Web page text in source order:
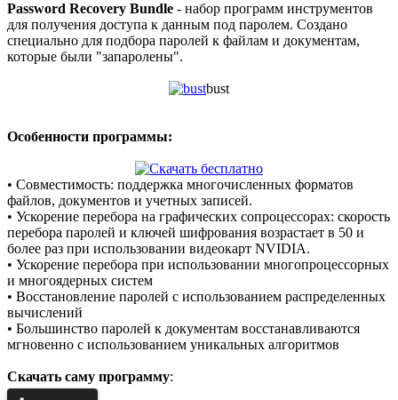
Password Recovery Bundle - набор программ инструментов
для получения доступа к данным под паролем. Создано
специально для подбора паролей к файлам и документам,
которые были "запаролены".
bust
Особенности программы:
• Совместимость: поддержка многочисленных форматов
файлов, документов и учетных записей.
• Ускорение перебора на графических сопроцессорах: скорость
перебора паролей и ключей шифрования возрастает в 50 и
более раз при использовании видеокарт NVIDIA.
• Ускорение перебора при использовании многопроцессорных
и многоядерных систем
• Восстановление паролей с использованием распределенных
вычислений
• Большинство паролей к документам восстанавливаются
мгновенно с использованием уникальных алгоритмов
Скачать саму программу: